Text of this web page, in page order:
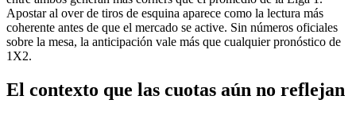
Apostar al over de tiros de esquina aparece como la lectura más
coherente antes de que el mercado se active. Sin números oficiales
sobre la mesa, la anticipación vale más que cualquier pronóstico de
1X2.
El contexto que las cuotas aún no reflejan